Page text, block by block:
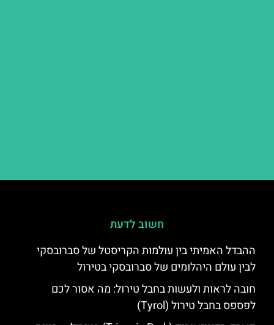
חשוב לדעת
ההבדל האמיתי בין עולמות הקריסטל של סברובסקי
לבין עולם היהלומים של סברובסקי בטירול
חובה לראות ולעשות בחבל טירול: מה אסור לכם
לפספס בחבל טירול (Tyrol)